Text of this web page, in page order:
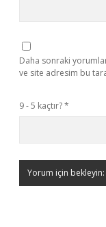
Daha sonraki
ve site adresim bu
9 - 5 kaçtır?*